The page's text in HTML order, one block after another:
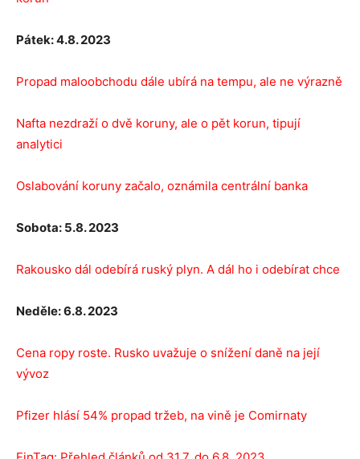
Pátek: 4.8. 2023
Propad maloobchodu dále ubírá na tempu, ale ne výrazně
Nafta nezdraží o dvě koruny, ale o pět korun, tipují
analytici
Oslabování koruny začalo, oznámila centrální banka
Sobota: 5.8. 2023
Rakousko dál odebírá ruský plyn. A dál ho i odebírat chce
Neděle: 6.8. 2023
Cena ropy roste. Rusko uvažuje o snížení daně na její
vývoz
Pfizer hlásí 54% propad tržeb, na vině je Comirnaty